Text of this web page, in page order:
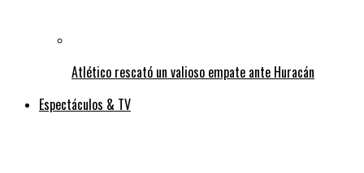
Atlético rescató un valioso empate ante Huracán
Espectáculos & TV